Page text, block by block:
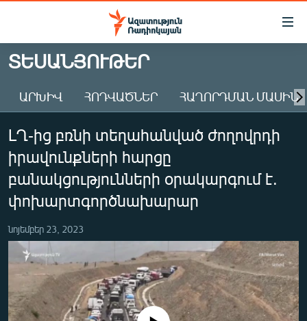
Մատչելիության
Անցնել
հիմնական
Անցնել
հիմնական
մենյուին
Որոնում
ԱԶԱՏՈՒԹՅՈՒՆ TV
ՀԱՅԱՍՏԱՆ
ԸՆՏՐՈՒԹՅՈՒՆՆԵՐ 2026
ԻՐԱՎՈՒՆՔ
ՀԱՍԱՐԱԿՈՒԹՅՈՒՆ
ՂԱՐԱԲԱՂ
ՊԱՏԵՐԱԶՄԻ 6 ՇԱԲԱԹՆԵՐԸ
ՏԱՐԱԾԱՇՐՋԱՆ
ՄԻՋԱԶԳԱՅԻՆ
ՏԵՍԱՆՅՈՒԹԵՐ
ԱՐԽԻՎ ՀՈԴՎԱԾՆԵՐ ՀԱՂՈՐԴՄԱՆ ՄԱՍԻՆ
ԼՂ-ից բռնի տեղահանված ժողովրդի
իրավունքների հարցը
բանակցությունների օրակարգում է.
փոխարտգործնախարար
նոյեմբեր 23, 2023